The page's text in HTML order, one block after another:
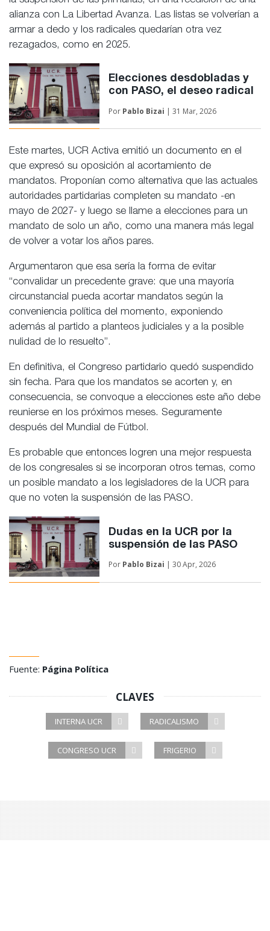
alianza con La Libertad Avanza. Las listas se volverían a
armar a dedo y los radicales quedarían otra vez
rezagados, como en 2025.
Elecciones desdobladas y
con PASO, el deseo radical
Por Pablo Bizai | 31 Mar, 2026
Este martes, UCR Activa emitió un documento en el
que expresó su oposición al acortamiento de
mandatos. Proponían como alternativa que las actuales
autoridades partidarias completen su mandato -en
mayo de 2027- y luego se llame a elecciones para un
mandato de solo un año, como una manera más legal
de volver a votar los años pares.
Argumentaron que esa sería la forma de evitar
“convalidar un precedente grave: que una mayoría
circunstancial pueda acortar mandatos según la
conveniencia política del momento, exponiendo
además al partido a planteos judiciales y a la posible
nulidad de lo resuelto”.
En definitiva, el Congreso partidario quedó suspendido
sin fecha. Para que los mandatos se acorten y, en
consecuencia, se convoque a elecciones este año debe
reunierse en los próximos meses. Seguramente
después del Mundial de Fútbol.
Es probable que entonces logren una mejor respuesta
de los congresales si se incorporan otros temas, como
un posible mandato a los legisladores de la UCR para
que no voten la suspensión de las PASO.
Dudas en la UCR por la
suspensión de las PASO
Por Pablo Bizai | 30 Apr, 2026
Fuente: Página Política
CLAVES
INTERNA UCR RADICALISMO
CONGRESO UCR FRIGERIO